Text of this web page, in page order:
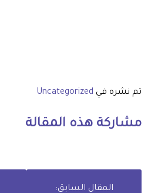
تم نشره في Uncategorized
مشاركة هذه المقالة
المقال السابق: